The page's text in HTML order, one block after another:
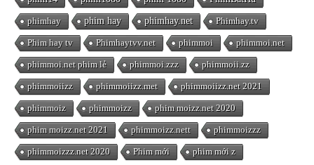
phimhay phim hay phimhay.net Phimhay.tv
Phim hay tv Phimhaytvv.net phimmoi phimmoi.net
phimmoi.net phim lẻ phimmoi.zzz phimmoii.zz
phimmoiizz phimmoiizz.met phimmoiizz.net 2021
phimmoiz phimmoizz phim moizz.net 2020
phim moizz.net 2021 phimmoizz.nett phimmoizzz
phimmoizzz.net 2020 Phim mới phim mới z